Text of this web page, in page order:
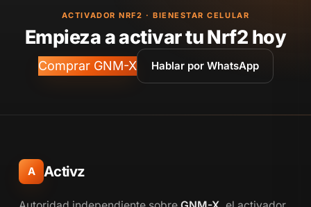
ACTIVADOR NRF2 · BIENESTAR CELULAR
Empieza a activar tu Nrf2 hoy
Comprar GNM-X Hablar por WhatsApp
A Activz